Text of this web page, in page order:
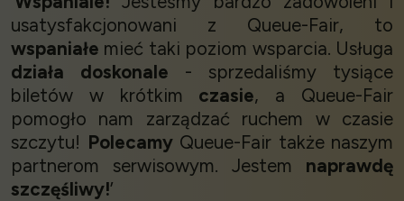
usatysfakcjonowani z Queue-Fair, to
wspaniałe mieć taki poziom wsparcia. Usługa
działa doskonale - sprzedaliśmy tysiące
biletów w krótkim czasie, a Queue-Fair
pomogło nam zarządzać ruchem w czasie
szczytu! PolecamyQueue-Fair także naszym
partnerom serwisowym. Jestem naprawdę
szczęśliwy!’